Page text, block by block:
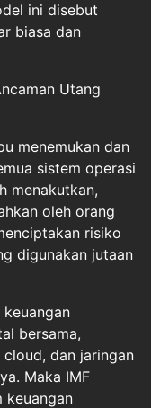
ini disebut
biasa dan
Utang
menemukan dan
sistem operasi
menakutkan,
oleh orang
risiko
digunakan jutaan
bersama,
dan jaringan
Maka IMF
keuangan